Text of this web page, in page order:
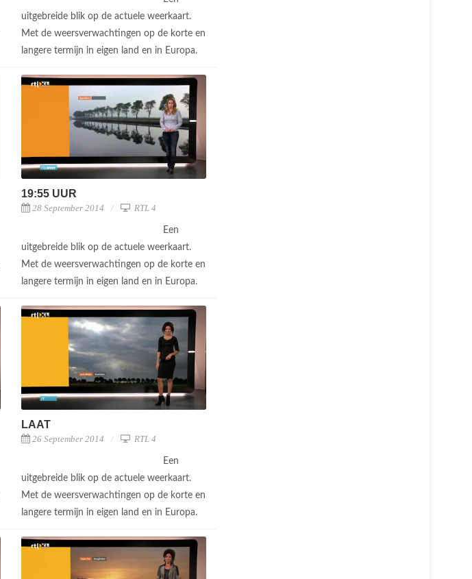
uitgebreide blik op de actuele weerkaart.
Met de weersverwachtingen op de korte en
langere termijn in eigen land en in Europa.
19:55 UUR
28 September 2014 RTL 4
Een
uitgebreide blik op de actuele weerkaart.
Met de weersverwachtingen op de korte en
langere termijn in eigen land en in Europa.
LAAT
26 September 2014 RTL 4
Een
uitgebreide blik op de actuele weerkaart.
Met de weersverwachtingen op de korte en
langere termijn in eigen land en in Europa.